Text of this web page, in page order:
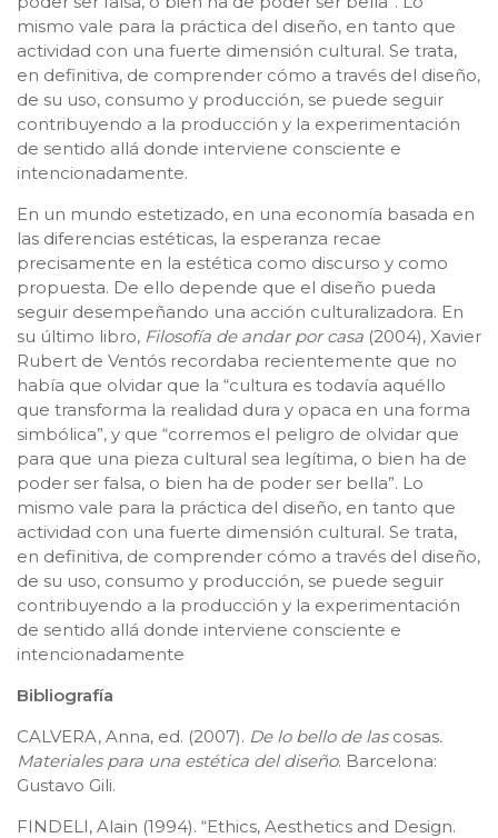
mismo vale para la práctica del diseño, en tanto que
actividad con una fuerte dimensión cultural. Se trata,
en definitiva, de comprender cómo a través del diseño,
de su uso, consumo y producción, se puede seguir
contribuyendo a la producción y la experimentación
de sentido allá donde interviene consciente e
intencionadamente.
En un mundo estetizado, en una economía basada en
las diferencias estéticas, la esperanza recae
precisamente en la estética como discurso y como
propuesta. De ello depende que el diseño pueda
seguir desempeñando una acción culturalizadora. En
su último libro, Filosofía de andar por casa (2004), Xavier
Rubert de Ventós recordaba recientemente que no
había que olvidar que la “cultura es todavía aquéllo
que transforma la realidad dura y opaca en una forma
simbólica”, y que “corremos el peligro de olvidar que
para que una pieza cultural sea legítima, o bien ha de
poder ser falsa, o bien ha de poder ser bella”. Lo
mismo vale para la práctica del diseño, en tanto que
actividad con una fuerte dimensión cultural. Se trata,
en definitiva, de comprender cómo a través del diseño,
de su uso, consumo y producción, se puede seguir
contribuyendo a la producción y la experimentación
de sentido allá donde interviene consciente e
intencionadamente
Bibliografía
CALVERA, Anna, ed. (2007). De lo bello de las cosas.
Materiales para una estética del diseño. Barcelona:
Gustavo Gili.
FINDELI, Alain (1994). “Ethics, Aesthetics and Design.